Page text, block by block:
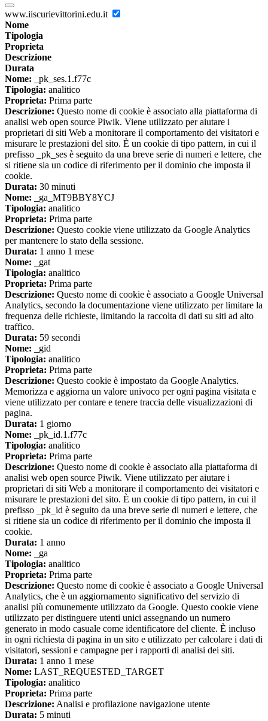
www.iiscurievittorini.edu.it
Nome
Tipologia
Proprieta
Descrizione
Durata
Nome: _pk_ses.1.f77c
Tipologia: analitico
Proprieta: Prima parte
Descrizione: Questo nome di cookie è associato alla piattaforma di
analisi web open source Piwik. Viene utilizzato per aiutare i
proprietari di siti Web a monitorare il comportamento dei visitatori e
misurare le prestazioni del sito. È un cookie di tipo pattern, in cui il
prefisso _pk_ses è seguito da una breve serie di numeri e lettere, che
si ritiene sia un codice di riferimento per il dominio che imposta il
cookie.
Durata: 30 minuti
Nome: _ga_MT9BBY8YCJ
Tipologia: analitico
Proprieta: Prima parte
Descrizione: Questo cookie viene utilizzato da Google Analytics
per mantenere lo stato della sessione.
Durata: 1 anno 1 mese
Nome: _gat
Tipologia: analitico
Proprieta: Prima parte
Descrizione: Questo nome di cookie è associato a Google Universal
Analytics, secondo la documentazione viene utilizzato per limitare la
frequenza delle richieste, limitando la raccolta di dati su siti ad alto
traffico.
Durata: 59 secondi
Nome: _gid
Tipologia: analitico
Proprieta: Prima parte
Descrizione: Questo cookie è impostato da Google Analytics.
Memorizza e aggiorna un valore univoco per ogni pagina visitata e
viene utilizzato per contare e tenere traccia delle visualizzazioni di
pagina.
Durata: 1 giorno
Nome: _pk_id.1.f77c
Tipologia: analitico
Proprieta: Prima parte
Descrizione: Questo nome di cookie è associato alla piattaforma di
analisi web open source Piwik. Viene utilizzato per aiutare i
proprietari di siti Web a monitorare il comportamento dei visitatori e
misurare le prestazioni del sito. È un cookie di tipo pattern, in cui il
prefisso _pk_id è seguito da una breve serie di numeri e lettere, che
si ritiene sia un codice di riferimento per il dominio che imposta il
cookie.
Durata: 1 anno
Nome: _ga
Tipologia: analitico
Proprieta: Prima parte
Descrizione: Questo nome di cookie è associato a Google Universal
Analytics, che è un aggiornamento significativo del servizio di
analisi più comunemente utilizzato da Google. Questo cookie viene
utilizzato per distinguere utenti unici assegnando un numero
generato in modo casuale come identificatore del cliente. È incluso
in ogni richiesta di pagina in un sito e utilizzato per calcolare i dati di
visitatori, sessioni e campagne per i rapporti di analisi dei siti.
Durata: 1 anno 1 mese
Nome: LAST_REQUESTED_TARGET
Tipologia: analitico
Proprieta: Prima parte
Descrizione: Analisi e profilazione navigazione utente
Durata: 5 minuti